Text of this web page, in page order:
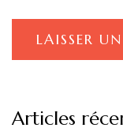
Articles